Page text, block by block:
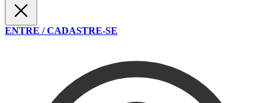
ENTRE / CADASTRE-SE